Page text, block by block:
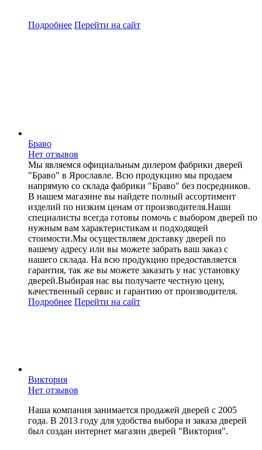
Подробнее Перейти на сайт
Браво
Нет отзывов
Мы являемся официальным дилером фабрики дверей
"Браво" в Ярославле. Всю продукцию мы продаем
напрямую со склада фабрики "Браво" без посредников.
В нашем магазине вы найдете полный ассортимент
изделий по низким ценам от производителя.Наши
специалисты всегда готовы помочь с выбором дверей по
нужным вам характеристикам и подходящей
стоимости.Мы осуществляем доставку дверей по
вашему адресу или вы можете забрать ваш заказ с
нашего склада. На всю продукцию предоставляется
гарантия, так же вы можете заказать у нас установку
дверей.Выбирая нас вы получаете честную цену,
качественный сервис и гарантию от производителя.
Подробнее Перейти на сайт
Виктория
Нет отзывов
Наша компания занимается продажей дверей с 2005
года. В 2013 году для удобства выбора и заказа дверей
был создан интернет магазин дверей "Виктория".